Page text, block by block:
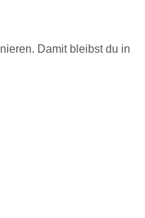
Damit bleibst du in